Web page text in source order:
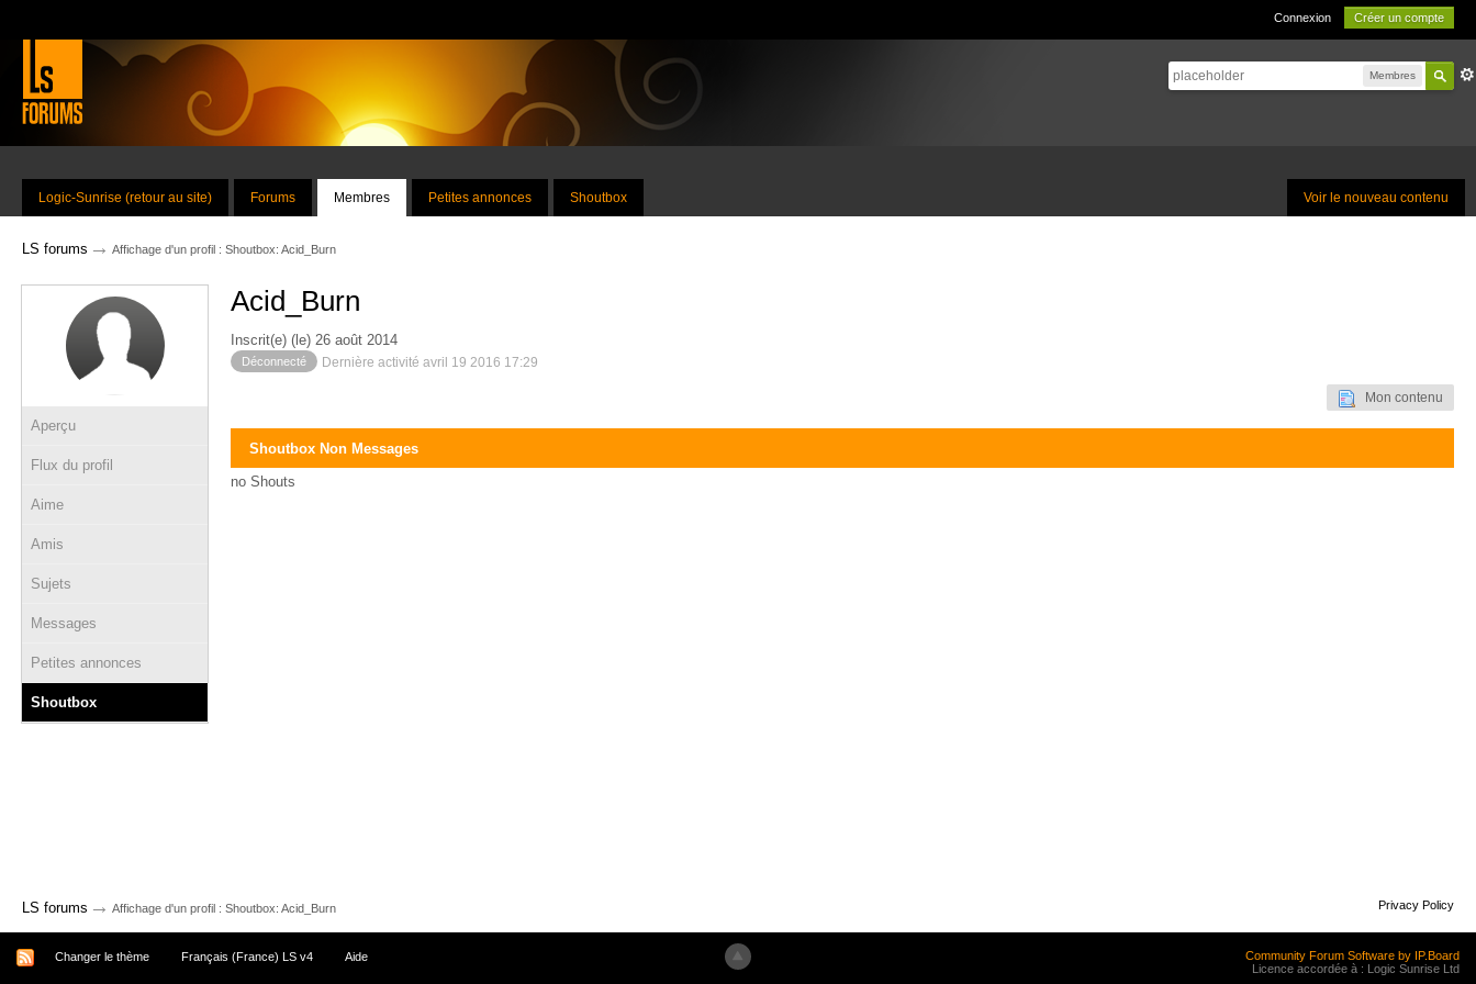
Connexion Créer un compte
Membres
Voir le nouveau contenu
Logic-Sunrise (retour au site) Forums Membres Petites annonces Shoutbox
LS forums → Affichage d'un profil : Shoutbox: Acid_Burn
Aperçu
Flux du profil
Aime
Amis
Sujets
Messages
Petites annonces
Shoutbox
Acid_Burn
Inscrit(e) (le) 26 août 2014
Déconnecté Dernière activité avril 19 2016 17:29
Mon contenu
Shoutbox Non Messages
no Shouts
LS forums → Affichage d'un profil : Shoutbox: Acid_Burn Privacy Policy
Changer le thème Français (France) LS v4 Aide
Community Forum Software by IP.Board
Licence accordée à : Logic Sunrise Ltd